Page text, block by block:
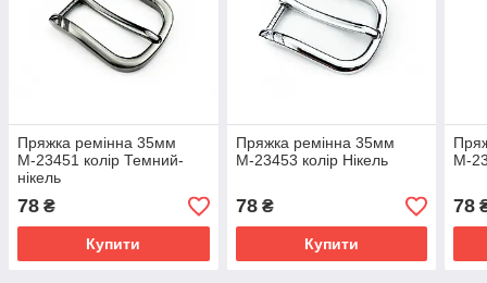
Пряжка ремінна 35мм
М-23451 колір Темний-
нікель
78 ₴
Купити
Пряжка ремінна 35мм
М-23453 колір Нікель
78₴
Купити
М-
78